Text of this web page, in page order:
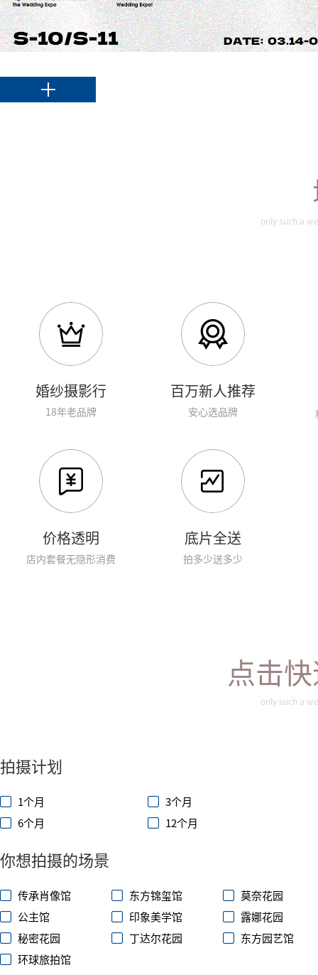
only such a
婚纱摄影行
18年老品牌
百万新人推荐
安心选品牌
价格透明
店内套餐无隐形消费
底片全送
拍多少送多少
点击
only such a
拍摄计划
1个月
3个月
6个月
12个月
你想拍摄的场景
传承肖像馆 东方锦玺馆
莫奈花园
公主馆
印象美学馆
露娜花园
秘密花园
丁达尔花园
东方园艺馆
环球旅拍馆